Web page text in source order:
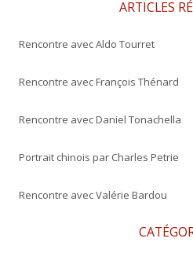
ARTICLES
Rencontre avec Aldo Tourret
Rencontre avec François Thénard
Rencontre avec Daniel Tonachella
Portrait chinois par Charles Petrie
Rencontre avec Valérie Bardou